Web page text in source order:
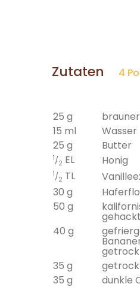
Zutaten 4
25 g
15 ml
Wasser
25 g
Butter
1/2 EL Honig
1/2 TL
30 g
50 g
gehackt
40 g
35 g
35 g
dunkle